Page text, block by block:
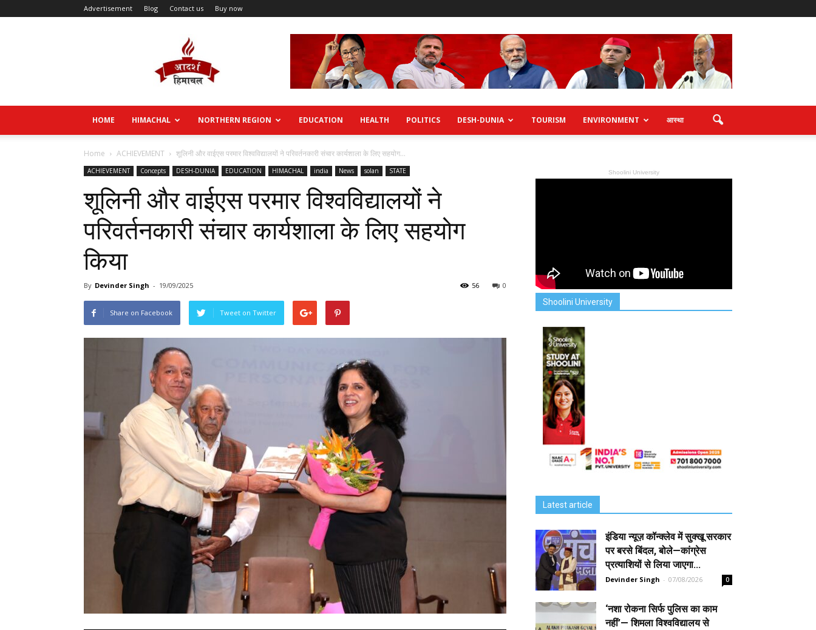
Advertisement Blog Contact us Buy now
HOME HIMACHAL NORTHERN REGION EDUCATION HEALTH POLITICS DESH-DUNIA TOURISM ENVIRONMENT आस्था
Home ACHIEVEMENT शूलिनी और वाईएस परमार विश्वविद्यालयों ने परिवर्तनकारी संचार कार्यशाला के लिए सहयोग...
ACHIEVEMENT Concepts DESH-DUNIA EDUCATION HIMACHAL india News solan STATE
शूलिनी और वाईएस परमार विश्वविद्यालयों ने
परिवर्तनकारी संचार कार्यशाला के लिए सहयोग
किया
By Devinder Singh - 19/09/2025 0
56
Share on Facebook Tweet on Twitter
Shoolini University
Shoolini University
Latest article
इंडिया न्यूज़ कॉन्क्लेव में सुक्खू सरकार
पर बरसे बिंदल, बोले—कांग्रेस
प्रत्याशियों से लिया जाएगा...
Devinder Singh - 07/08/2026 0
‘नशा रोकना सिर्फ पुलिस का काम
नहीं’— शिमला विश्वविद्यालय से